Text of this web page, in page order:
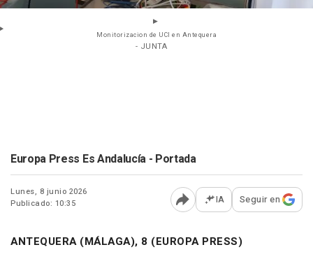
Monitorizacion de UCI en Antequera
- JUNTA
Europa Press Es Andalucía - Portada
Lunes, 8 junio 2026
Publicado: 10:35
Abrir opciones para
IA Seguir en
ANTEQUERA (MÁLAGA), 8 (EUROPA PRESS)